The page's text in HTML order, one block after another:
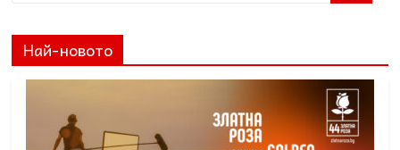
Най-новото